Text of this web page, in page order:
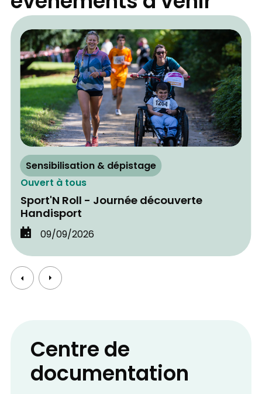
Sensibilisation & dépistage
Ouvert à tous
Sport'N Roll - Journée découverte
Handisport
09/09/2026
Centre de
documentation